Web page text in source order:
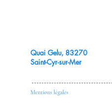
Quai Gelu, 83270
Saint-Cyr-sur-Mer
Mentions légales